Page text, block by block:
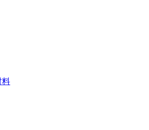
料